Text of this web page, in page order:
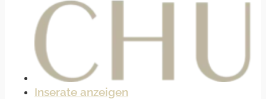
Inserate anzeigen